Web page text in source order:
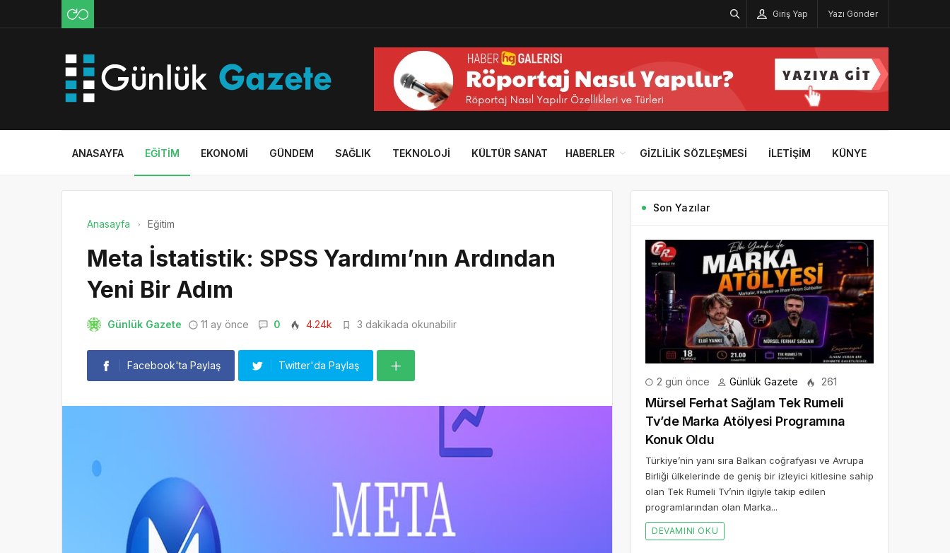
Giriş Yap Yazı Gönder
ANASAYFA EĞITIM EKONOMI GÜNDEM SAĞLIK TEKNOLOJI KÜLTÜR SANAT HABERLER GIZLILIK SÖZLEŞMESI İLETIŞIM KÜNYE
Anasayfa Eğitim
Meta İstatistik: SPSS Yardımı’nın Ardından
Yeni Bir Adım
Günlük Gazete 11 ay önce 0 4.24k 3 dakikada okunabilir
Facebook'ta Paylaş Twitter'da Paylaş
Son Yazılar
2 gün önce Günlük Gazete 261
Mürsel Ferhat Sağlam Tek Rumeli
Tv’de Marka Atölyesi Programına
Konuk Oldu
Türkiye’nin yanı sıra Balkan coğrafyası ve Avrupa
Birliği ülkelerinde de geniş bir izleyici kitlesine sahip
olan Tek Rumeli Tv’nin ilgiyle takip edilen
programlarından olan Marka...
DEVAMINI OKU